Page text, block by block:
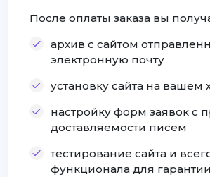
После оплаты заказа вы
архив с сайтом
электронную почту
установку сайта на вашем
настройку форм заявок с
доставляемости писем
тестирование сайта и
функционала для